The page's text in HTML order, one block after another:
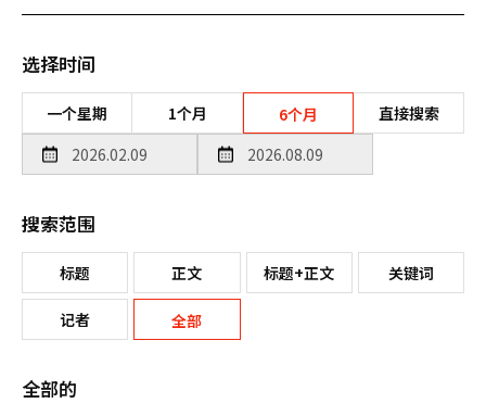
选择时间
一个星期 1个月 6个月 直接搜索
搜索范围
标题 正文 标题+正文 关键词
记者 全部
全部的